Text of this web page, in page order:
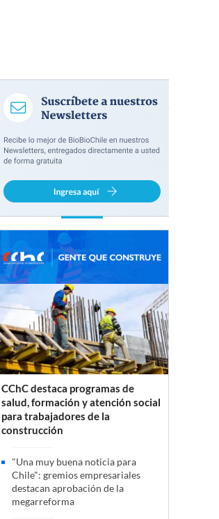
CChC destaca programas de
salud, formación y atención social
para trabajadores de la
construcción
"Una muy buena noticia para
Chile": gremios empresariales
destacan aprobación de la
megarreforma